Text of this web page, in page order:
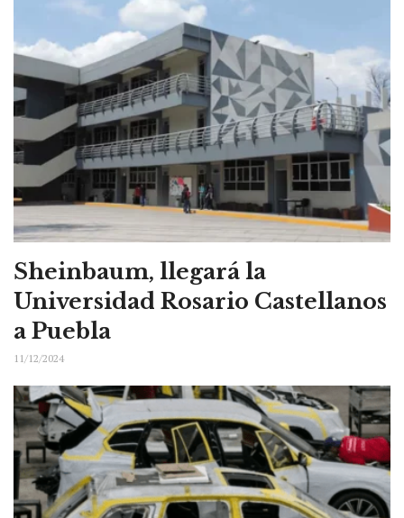
Sheinbaum, llegará la
Universidad Rosario Castellanos
a Puebla
11/12/2024